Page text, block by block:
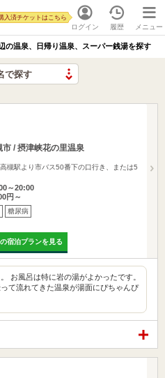
ログイン
入済チケットはこちら
履歴 メニュー
の温泉、日帰り温泉、スーパー銭湯を探す
で探す
市 / 摂津峡花の里温泉
槻駅より市バス50番下の口行き、または5
～20:00
円～
糖尿病
宿泊プランを見る
お風呂は特に岩の湯がよかったです。
て流れてきた温泉が湯面にぴちゃんぴ